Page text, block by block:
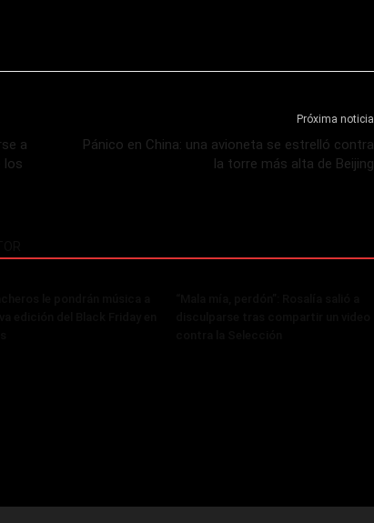
a
los
Próxima noticia
Pánico en China: una avioneta se estrelló contra
la torre más alta de Beijing